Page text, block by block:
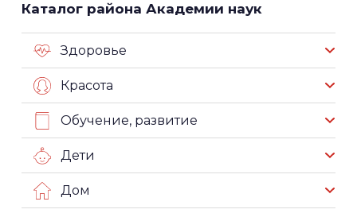
Каталог района Академии наук
Здоровье
Красота
Обучение, развитие
Дети
Дом